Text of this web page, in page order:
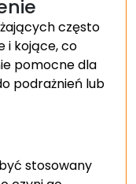
często
i kojące, co
pomocne dla
podrażnień lub
stosowany